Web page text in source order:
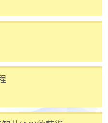
「註冊及學費通知」
通知」，並親往報名中
通知」及繳交所需費用。
法
，或聯絡有關課程負責